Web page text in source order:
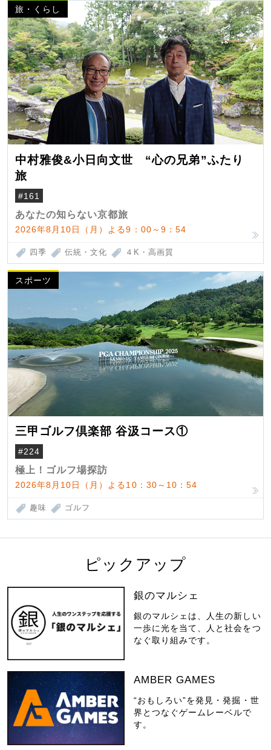
旅・くらし
中村雅俊&小日向文世 “心の兄弟”ふたり
旅
#161
あなたの知らない京都旅
2026年8月10日（月）よる9：00～9：54
四季 伝統・文化 ４K・高画質
スポーツ
三甲ゴルフ倶楽部 谷汲コース①
#224
極上！ゴルフ場探訪
2026年8月10日（月）よる10：30～10：54
趣味 ゴルフ
ピックアップ
銀のマルシェ
銀のマルシェは、人生の新しい
一歩に光を当て、人と社会をつ
なぐ取り組みです。
AMBER GAMES
“おもしろい”を発見・発掘・世
界とつなぐゲームレーベルで
す。